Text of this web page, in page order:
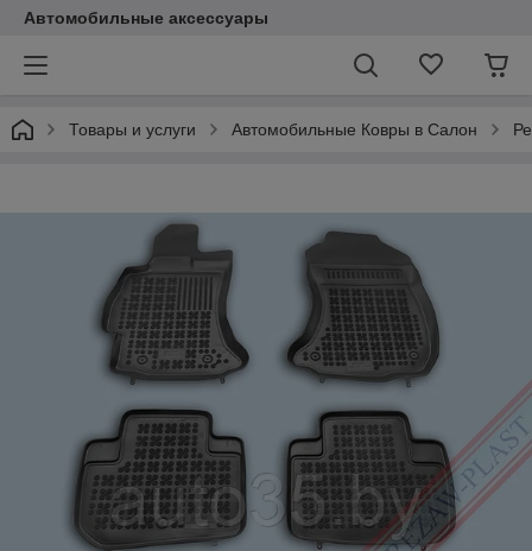
Автомобильные аксессуары
Товары и услуги Автомобильные Ковры в Салон